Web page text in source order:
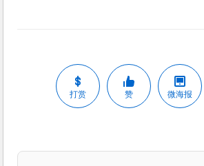
打赏 赞 微海报